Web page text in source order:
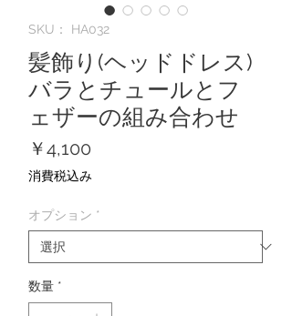
SKU： HA032
髪飾り(ヘッドドレス)
バラとチュールとフ
ェザーの組み合わせ
￥4,100
消費税込み
オプション *
数量 *